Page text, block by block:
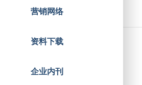
营销网络
资料下载
企业内刊